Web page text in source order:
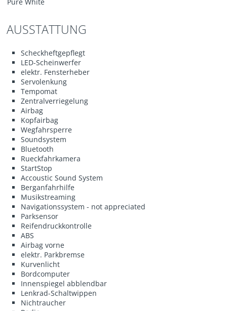
AUSSTATTUNG
Scheckheftgepflegt
LED-Scheinwerfer
elektr. Fensterheber
Servolenkung
Tempomat
Zentralverriegelung
Airbag
Kopfairbag
Wegfahrsperre
Soundsystem
Bluetooth
Rueckfahrkamera
StartStop
Accoustic Sound System
Berganfahrhilfe
Musikstreaming
Navigationssystem - not appreciated
Parksensor
Reifendruckkontrolle
ABS
Airbag vorne
elektr. Parkbremse
Kurvenlicht
Bordcomputer
Innenspiegel abblendbar
Lenkrad-Schaltwippen
Nichtraucher